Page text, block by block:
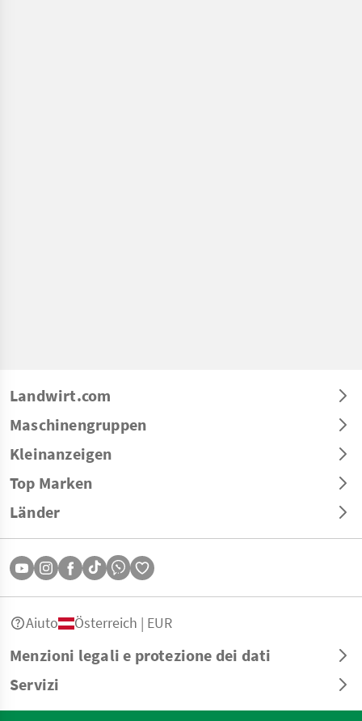
Landwirt.com
Maschinengruppen
Kleinanzeigen
Top Marken
Länder
Menzioni legali e protezione dei dati
Servizi
Aiuto Österreich | EUR